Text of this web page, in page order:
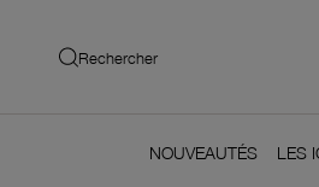
Rechercher
NOUVEAUTÉS LES